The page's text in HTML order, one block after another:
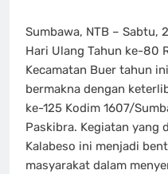
Sumbawa, NTB – Sabtu,
Hari Ulang Tahun ke-80
Kecamatan Buer tahun
bermakna dengan
ke-125 Kodim 1607/
Paskibra. Kegiatan yang
Kalabeso ini menjadi
masyarakat dalam